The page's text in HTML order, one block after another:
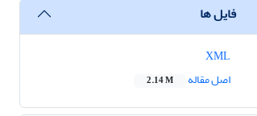
فایل ها
اصل مقاله
2.14 M